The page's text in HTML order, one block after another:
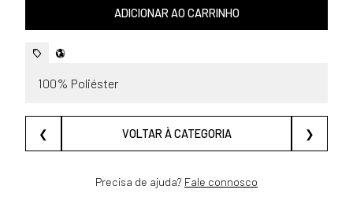
ADICIONAR AO CARRINHO
100% Poliéster
❮ VOLTAR À CATEGORIA ❯
Precisa de ajuda? Fale connosco